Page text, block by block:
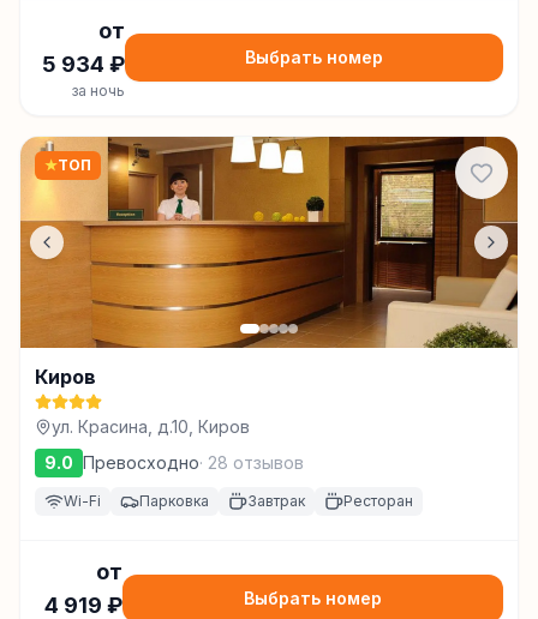
от
5 934 ₽
за ночь
Выбрать номер
★ТОП
Киров
ул. Красина, д.10, Киров
9.0 Превосходно· 28 отзывов
Wi-Fi Парковка Завтрак Ресторан
от
4 919 ₽ Выбрать номер